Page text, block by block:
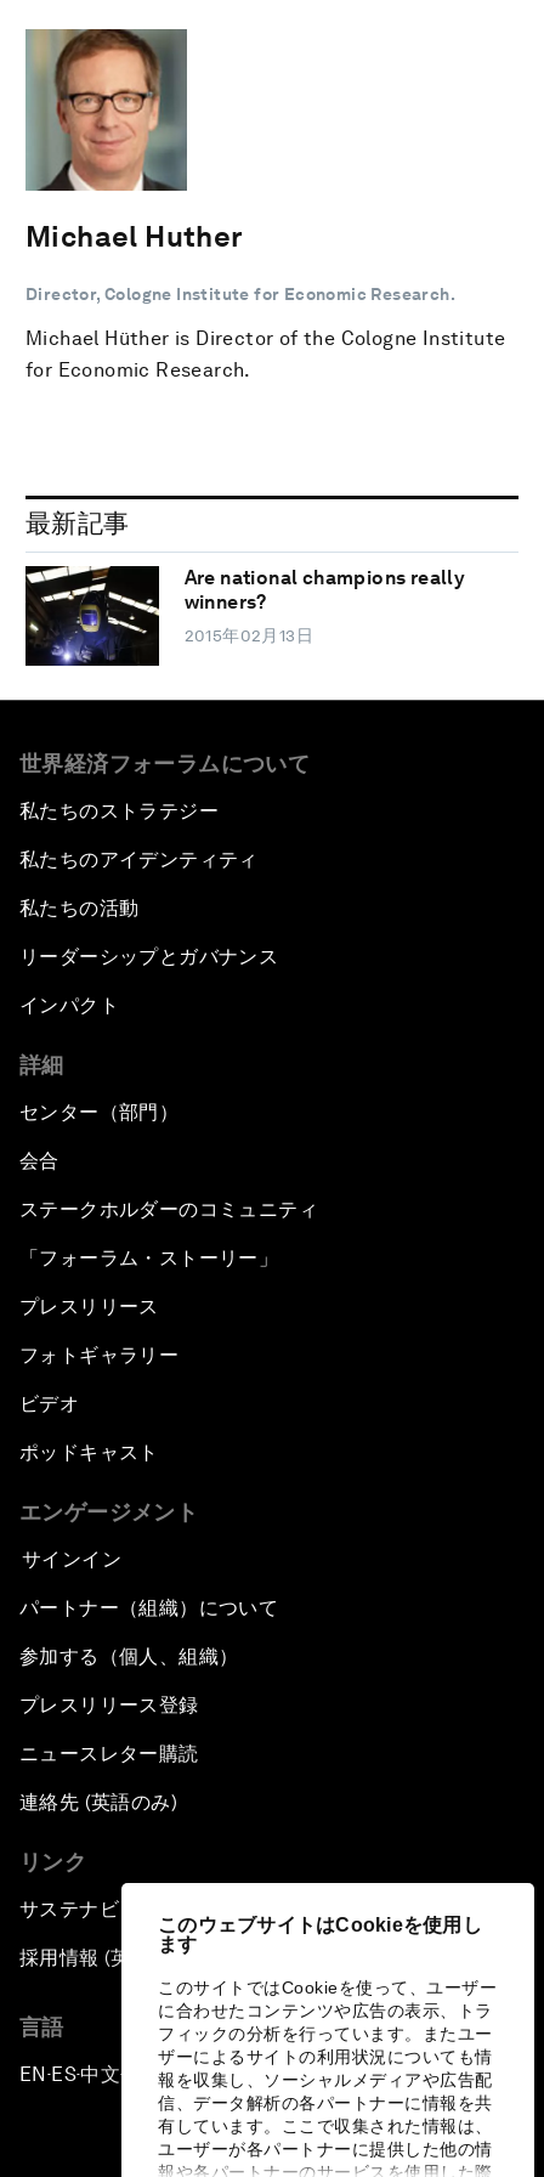
このウェブサイトはCookieを使用し
ます
このサイトではCookieを使って、ユーザー
に合わせたコンテンツや広告の表示、トラ
フィックの分析を行っています。またユー
ザーによるサイトの利用状況についても情
報を収集し、ソーシャルメディアや広告配
信、データ解析の各パートナーに情報を共
有しています。ここで収集された情報は、
ユーザーが各パートナーに提供した他の情
報や各パートナーのサービスを使用した際
Michael Huther
Director, Cologne Institute for Economic Research.
Michael Hüther is Director of the Cologne Institute
for Economic Research.
最新記事
Are national champions really
winners?
2015年02月13日
世界経済フォーラムについて
私たちのストラテジー
私たちのアイデンティティ
私たちの活動
リーダーシップとガバナンス
インパクト
詳細
センター（部門）
会合
ステークホルダーのコミュニティ
「フォーラム・ストーリー」
プレスリリース
フォトギャラリー
ビデオ
ポッドキャスト
エンゲージメント
サインイン
パートナー（組織）について
参加する（個人、組織）
プレスリリース登録
ニュースレター購読
連絡先 (英語のみ)
リンク
サステナビリティへの取り組み
採用情報 (英語のみ)
言語
EN ▪ES▪中文▪ 日本語